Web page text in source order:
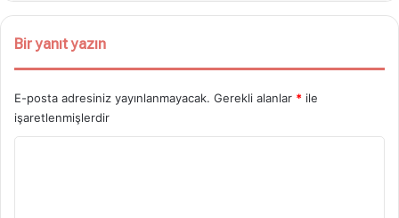
Bir yanıt yazın
E-posta adresiniz yayınlanmayacak. Gerekli alanlar * ile
işaretlenmişlerdir